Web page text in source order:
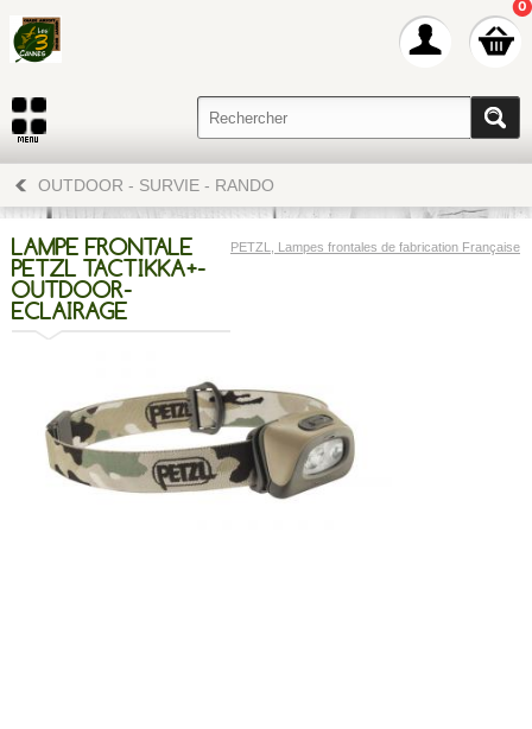
0
OUTDOOR - SURVIE - RANDO
PETZL, Lampes frontales de fabrication Française
LAMPE FRONTALE
PETZL TACTIKKA+-
OUTDOOR-
ECLAIRAGE